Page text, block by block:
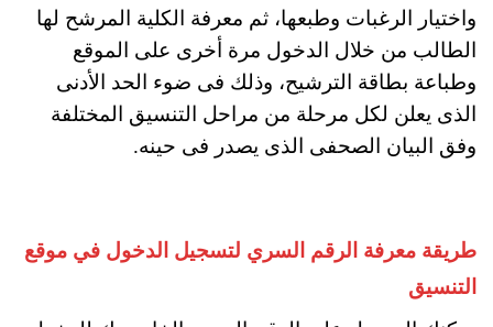
واختيار الرغبات وطبعها، ثم معرفة الكلية المرشح لها
الطالب من خلال الدخول مرة أخرى على الموقع
وطباعة بطاقة الترشيح، وذلك فى ضوء الحد الأدنى
الذى يعلن لكل مرحلة من مراحل التنسيق المختلفة
وفق البيان الصحفى الذى يصدر فى حينه.
طريقة معرفة الرقم السري لتسجيل الدخول في موقع
التنسيق